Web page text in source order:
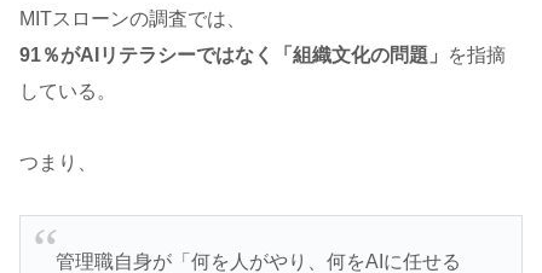
MITスローンの調査では、
91％がAIリテラシーではなく「組織文化の問題」
を指摘
している。
つまり、
管理職自身が「何を人がやり、何をAIに任せる